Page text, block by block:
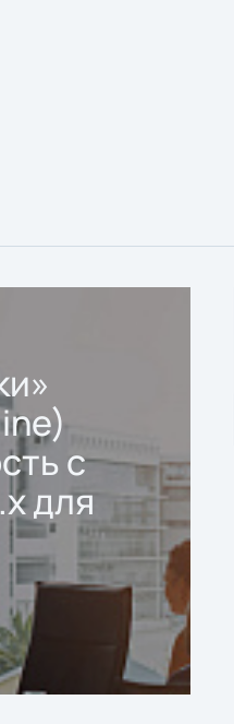
с
для